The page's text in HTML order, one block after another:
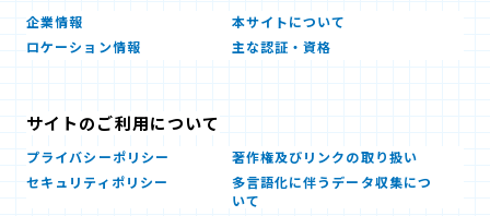
企業情報
本サイトについて
ロケーション情報
主な認証・資格
サイトのご利用について
プライバシーポリシー
著作権及びリンクの取り扱い
セキュリティポリシー
多言語化に伴うデータ収集につ
いて